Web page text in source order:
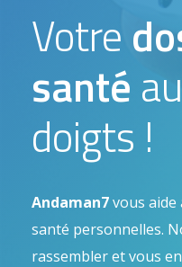
Votre
santé
doigts !
Andaman7vous aide
santé personnelles.
rassembler et vous